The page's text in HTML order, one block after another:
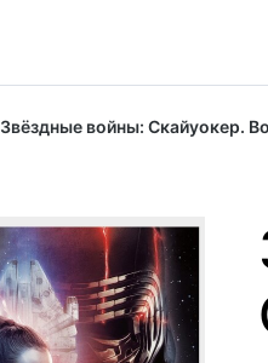
Звёздные войны: Скайуокер.